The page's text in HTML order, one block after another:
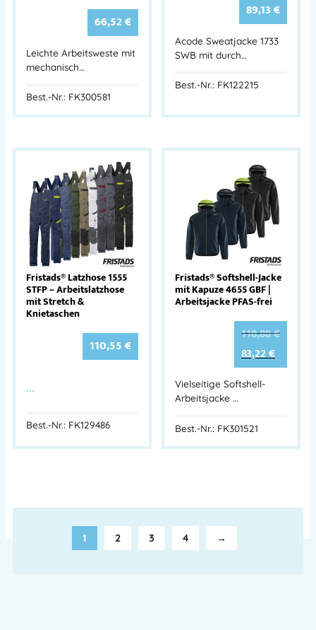
66,52€
Leichte Arbeitsweste mit
mechanisch…
Best.-Nr.: FK300581
89,13€
Acode Sweatjacke 1733
SWB mit durch…
Best.-Nr.: FK122215
Fristads® Latzhose 1555
STFP – Arbeitslatzhose
mit Stretch &
Knietaschen
110,55€
…
Best.-Nr.: FK129486
Fristads® Softshell-Jacke
mit Kapuze 4655 GBF |
Arbeitsjacke PFAS-frei
118,88€
83,22€
Vielseitige Softshell-
Arbeitsjacke …
Best.-Nr.: FK301521
1 2 3 4 →